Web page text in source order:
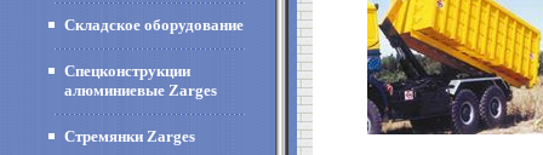
Складское оборудование
Спецконструкции
алюминиевые Zarges
Стремянки Zarges